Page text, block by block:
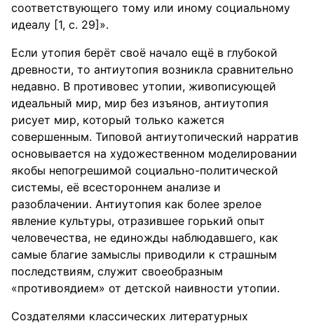
соответствующего тому или иному социальному
идеалу [1, с. 29]».
Если утопия берёт своё начало ещё в глубокой
древности, то антиутопия возникла сравнительно
недавно. В противовес утопии, живописующей
идеальный мир, мир без изъянов, антиутопия
рисует мир, который только кажется
совершенным. Типовой антиутопический нарратив
основывается на художественном моделировании
якобы непогрешимой социально-политической
системы, её всестороннем анализе и
разоблачении. Антиутопия как более зрелое
явление культуры, отразившее горький опыт
человечества, не единожды наблюдавшего, как
самые благие замыслы приводили к страшным
последствиям, служит своеобразным
«противоядием» от детской наивности утопии.
Создателями классических литературных